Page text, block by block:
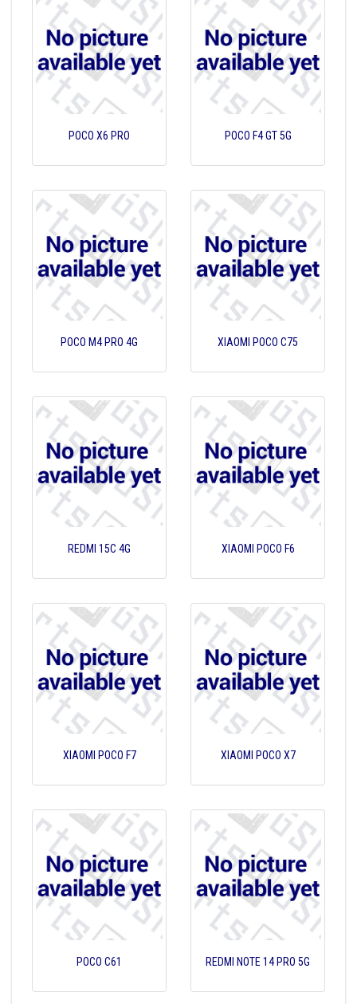
POCO X6 PRO POCO F4 GT 5G
POCO M4 PRO 4G XIAOMI POCO C75
REDMI 15C 4G XIAOMI POCO F6
XIAOMI POCO F7 XIAOMI POCO X7
POCO C61 REDMI NOTE 14 PRO 5G